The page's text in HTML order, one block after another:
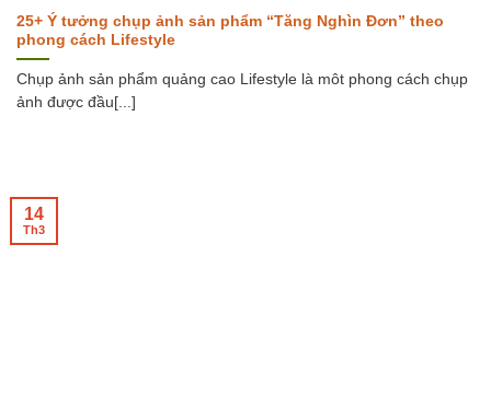
25+ Ý tưởng chụp ảnh sản phẩm “Tăng Nghìn Đơn” theo
phong cách Lifestyle
Chụp ảnh sản phẩm quảng cao Lifestyle là môt phong cách chụp
ảnh được đầu[...]
14
Th3